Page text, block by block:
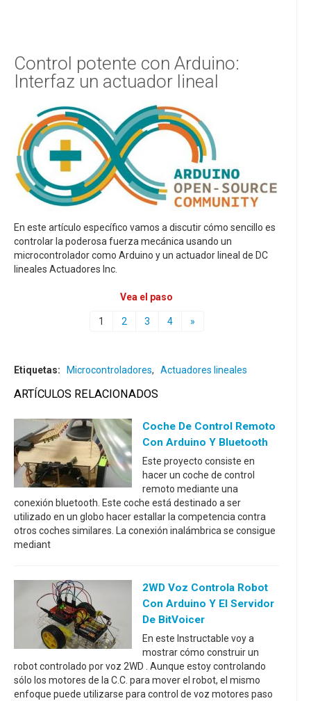
Control potente con Arduino:
Interfaz un actuador lineal
En este artículo específico vamos a discutir cómo sencillo es
controlar la poderosa fuerza mecánica usando un
microcontrolador como Arduino y un actuador lineal de DC
lineales Actuadores Inc.
Vea el paso
1 2 3 4 »
Etiquetas: Microcontroladores, Actuadores lineales
ARTÍCULOS RELACIONADOS
Coche De Control Remoto
Con Arduino Y Bluetooth
Este proyecto consiste en
hacer un coche de control
remoto mediante una
conexión bluetooth. Este coche está destinado a ser
utilizado en un globo hacer estallar la competencia contra
otros coches similares. La conexión inalámbrica se consigue
mediant
2WD Voz Controla Robot
Con Arduino Y El Servidor
De BitVoicer
En este Instructable voy a
mostrar cómo construir un
robot controlado por voz 2WD . Aunque estoy controlando
sólo los motores de la C.C. para mover el robot, el mismo
enfoque puede utilizarse para control de voz motores paso